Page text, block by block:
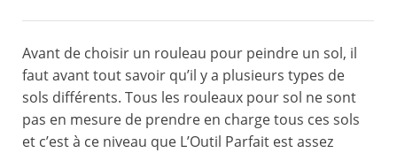
Avant de choisir un rouleau pour peindre un sol, il
faut avant tout savoir qu’il y a plusieurs types de
sols différents. Tous les rouleaux pour sol ne sont
pas en mesure de prendre en charge tous ces sols
et c’est à ce niveau que L’Outil Parfait est assez